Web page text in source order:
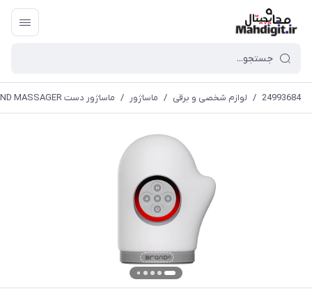
24993684
/ لوازم شخصی و برقی / ماساژور / ماساژور دست SMART HAND MASSAGER